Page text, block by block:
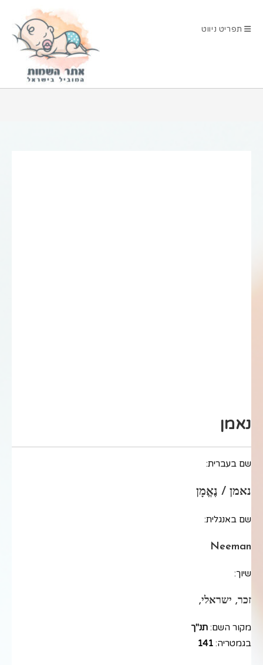
תפריט ניווט
נאמן
שם בעברית:
נאמן / נֶאֱמָן
שם באנגלית:
Neeman
שיוך:
זכר, ישראלי,
מקור השם: תנ"ך
בגמטריה: 141